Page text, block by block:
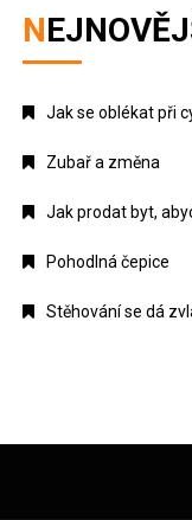
Jak se oblékat při
Zubař a změna
Jak prodat byt,
Pohodlná čepice
Stěhování se dá